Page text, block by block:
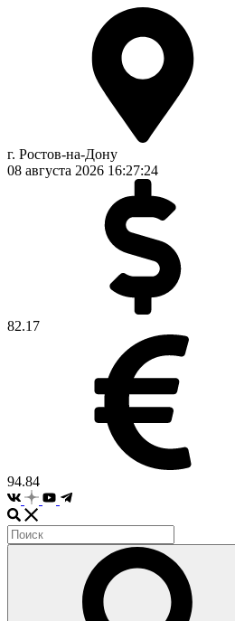
г. Ростов-на-Дону
08 августа 2026 16:27:25
82.17
94.84